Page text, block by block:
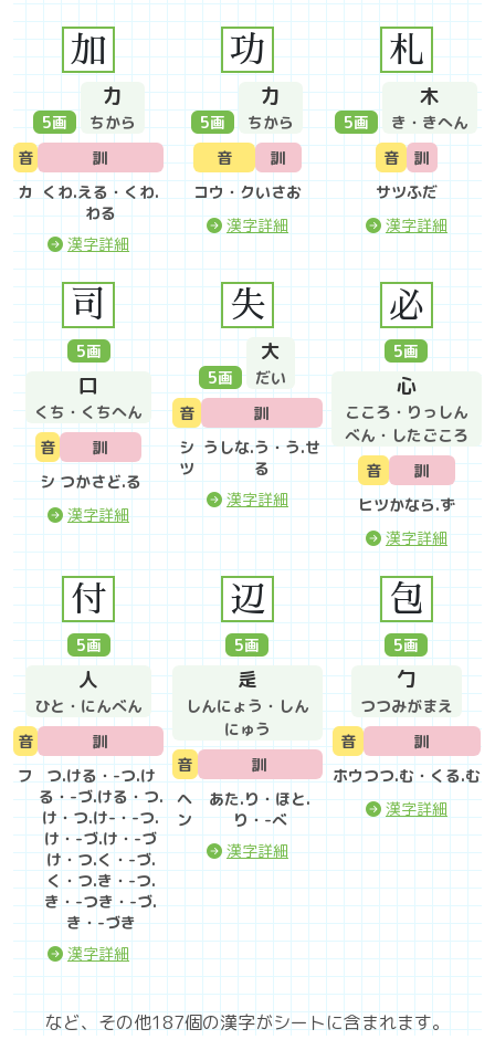
加
5画
力
ちから
音
カ
訓
くわ.える・くわ.
わる
漢字詳細
功
5画
力
ちから
音
コウ・ク
訓
いさお
漢字詳細
札
5画
木
き・きへん
音
サツ
訓
ふだ
漢字詳細
司
5画
口
くち・くちへん
音
シ
訓
つかさど.る
漢字詳細
失
5画
大
だい
音
シ
ツ
訓
うしな.う・う.せ
る
漢字詳細
必
5画
心
こころ・りっしん
べん・したごころ
音
ヒツ
訓
かなら.ず
漢字詳細
付
5画
人
ひと・にんべん
音
フ
訓
つ.ける・-つ.け
る・-づ.ける・つ.
け・つ.け-・-つ.
け・-づ.け・-づ
け・つ.く・-づ.
く・つ.き・-つ.
き・-つき・-づ.
き・-づき
漢字詳細
辺
5画
辵
しんにょう・しん
にゅう
音
ヘ
ン
訓
あた.り・ほと.
り・-べ
漢字詳細
包
5画
勹
つつみがまえ
音
ホウ
訓
つつ.む・くる.む
漢字詳細
など、その他187個の漢字がシートに含まれます。